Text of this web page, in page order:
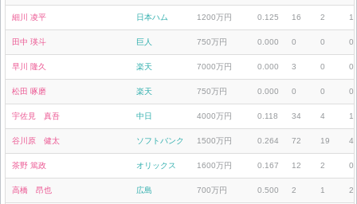
細川 凌平 日本ハム 1200万円 0.125 16 2 1
田中 瑛斗 巨人 750万円 0.000 0 0 0
早川 隆久 楽天 7000万円 0.000 3 0 0
松田 啄磨 楽天 750万円 0.000 0 0 0
宇佐見 真吾 中日 4000万円 0.118 34 4 1
谷川原 健太 ソフトバンク 1500万円 0.264 72 19 4
茶野 篤政 オリックス 1600万円 0.167 12 2 0
高橋 昂也 広島 700万円 0.500 2 1 2